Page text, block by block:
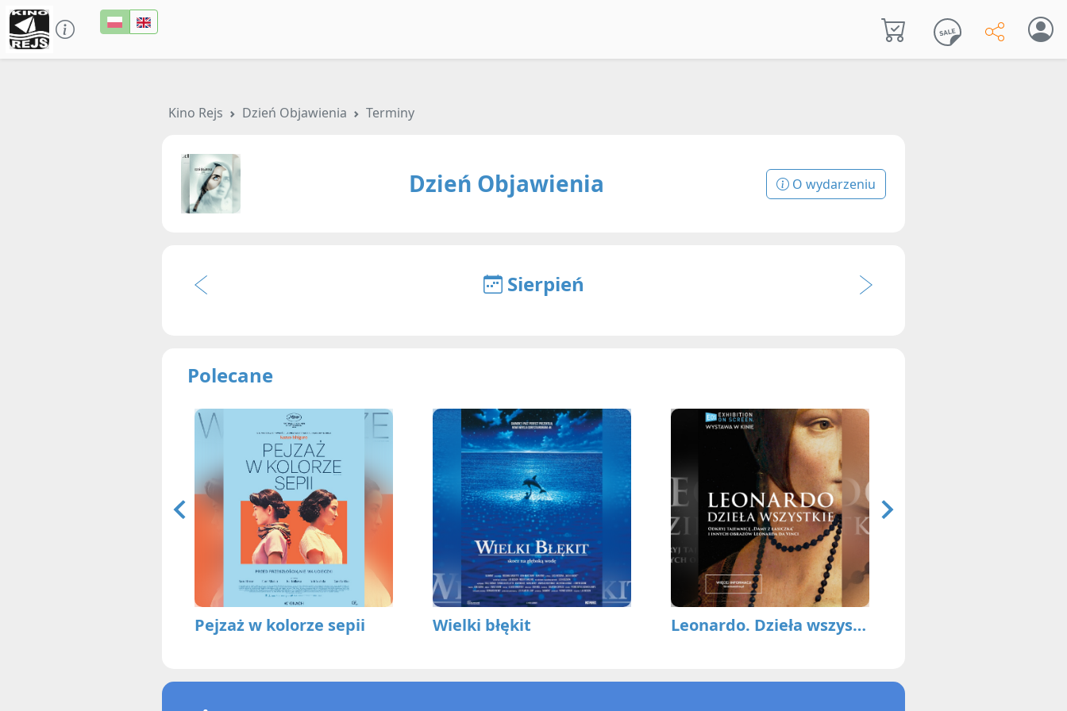
Kino Rejs Dzień Objawienia Terminy
Dzień Objawienia O wydarzeniu
Sierpień
Polecane
Pejzaż w kolorze sepii Wielki błękit Leonardo. Dzieła wszystkie